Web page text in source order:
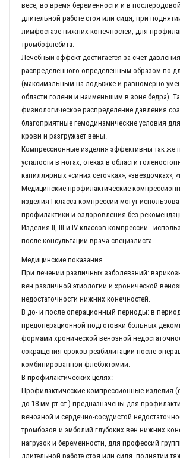
весе, во время беременности и в
длительной работе стоя или сидя, при
лимфостазе нижних конечностей, для
тромбофлебита.
Лечебный эффект достигается за счет
распределенного определенным образом по
(максимальным на лодыжке и равномерно
области голени и наименьшим в зоне бедра).
физиологическое распределение давления
благоприятные гемодинамические условия
крови и разгружает вены.
Компрессионные изделия эффективны так же
усталости в ногах, отеках в области
капиллярных «синих сеточках», «звездочках»,
Медицинские профилактические
изделия I класса компрессии могут
профилактики и оздоровления без
Изделия II, III и IV классов компрессии -
после консультации врача-специалиста.
Медицинские показания
При лечении различных заболеваний:
вен различной этиологии и хронической
недостаточности нижних конечностей.
В до- и после операционный периоды: в
предоперационной подготовки больных
формами хронической венозной
сокращения сроков реабилитации после
комбинированной флебэктомии.
В профилактических целях:
Профилактические компрессионные изделия
до 18 мм.рт.ст.) предназначены для
венозной и сердечно-сосудистой
тромбозов и эмболий глубоких вен нижних
нагрузок и беременности, для профессий
длительной работе стоя или сидя, поднятии